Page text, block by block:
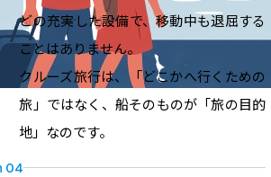
どの充実した設備で、移動中も退屈する
ことはありません。
クルーズ旅行は、「どこかへ行くための
旅」ではなく、船そのものが「旅の目的
地」なのです。
04